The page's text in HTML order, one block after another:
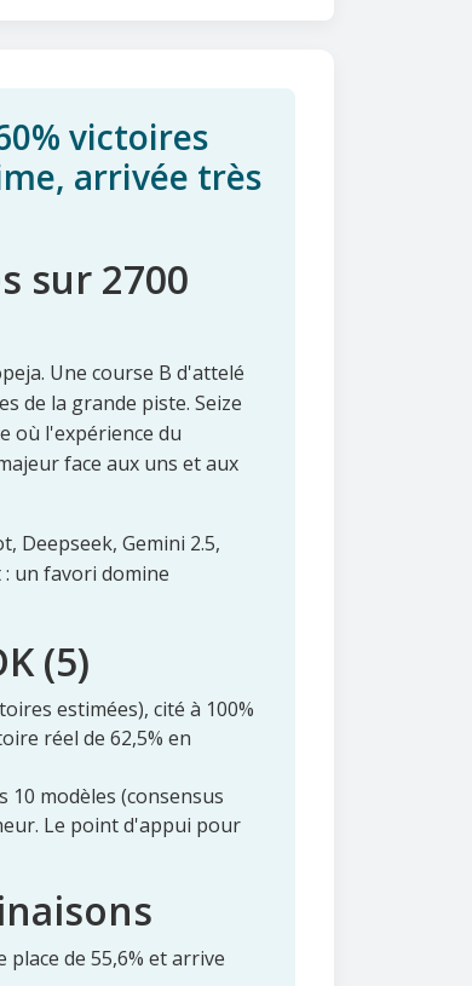
victoires
arrivée très
sur 2700
Une course B d'attelé
de la grande piste. Seize
où l'expérience du
face aux uns et aux
Deepseek, Gemini 2.5,
: un favori domine
(5)
estimées), cité à 100%
réel de 62,5% en
10 modèles (consensus
Le point d'appui pour
de 55,6% et arrive